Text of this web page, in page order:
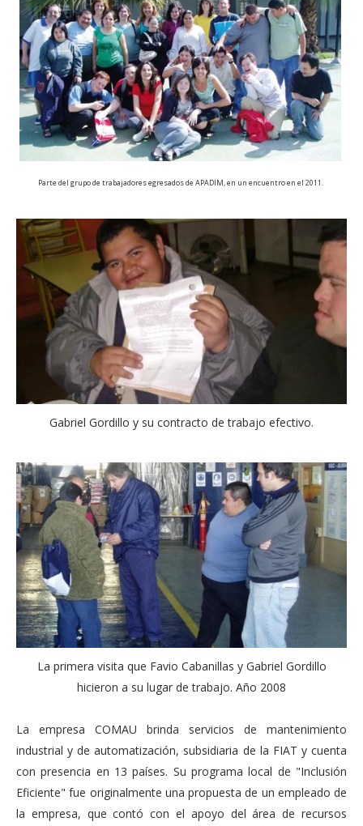
Parte del grupo de trabajadores egresados de APADIM, en un encuentro en el 2011.
Gabriel Gordillo y su contracto de trabajo efectivo.
La primera visita que Favio Cabanillas y Gabriel Gordillo
hicieron a su lugar de trabajo. Año 2008
La empresa COMAU brinda servicios de mantenimiento
industrial y de automatización, subsidiaria de la FIAT y cuenta
con presencia en 13 países. Su programa local de "Inclusión
Eficiente" fue originalmente una propuesta de un empleado de
la empresa, que contó con el apoyo del área de recursos